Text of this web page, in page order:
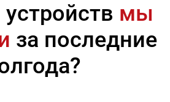
мы
за последние